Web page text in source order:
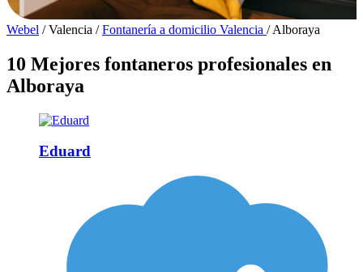
Webel / Valencia / Fontanería a domicilio Valencia / Alboraya
10 Mejores fontaneros profesionales en
Alboraya
Eduard